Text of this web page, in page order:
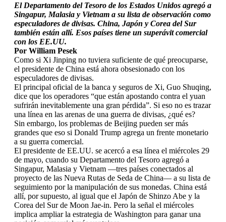
El Departamento del Tesoro de los Estados Unidos agregó a
Singapur, Malasia y Vietnam a su lista de observación como
especuladores de divisas. China, Japón y Corea del Sur
también están allí. Esos países tiene un superávit comercial
con los EE.UU.
Por William Pesek
Como si Xi Jinping no tuviera suficiente de qué preocuparse,
el presidente de China está ahora obsesionado con los
especuladores de divisas.
El principal oficial de la banca y seguros de Xi, Guo Shuqing,
dice que los operadores “que están apostando contra el yuan
sufrirán inevitablemente una gran pérdida”. Si eso no es trazar
una línea en las arenas de una guerra de divisas, ¿qué es?
Sin embargo, los problemas de Beijing pueden ser más
grandes que eso si Donald Trump agrega un frente monetario
a su guerra comercial.
El presidente de EE.UU. se acercó a esa línea el miércoles 29
de mayo, cuando su Departamento del Tesoro agregó a
Singapur, Malasia y Vietnam —tres países conectados al
proyecto de las Nueva Rutas de Seda de China— a su lista de
seguimiento por la manipulación de sus monedas. China está
allí, por supuesto, al igual que el Japón de Shinzo Abe y la
Corea del Sur de Moon Jae-in. Pero la señal el miércoles
implica ampliar la estrategia de Washington para ganar una